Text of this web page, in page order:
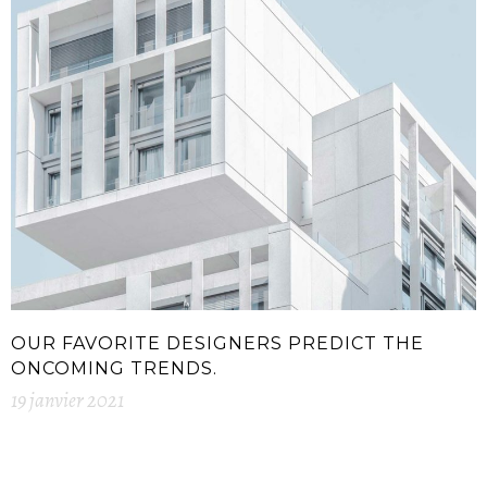
OUR FAVORITE DESIGNERS PREDICT THE
ONCOMING TRENDS.
19 janvier 2021